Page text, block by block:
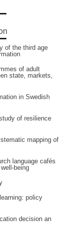
of the third age
of adult
state, markets,
in Swedish
of resilience
mapping of
language cafés
being
policy
decision an